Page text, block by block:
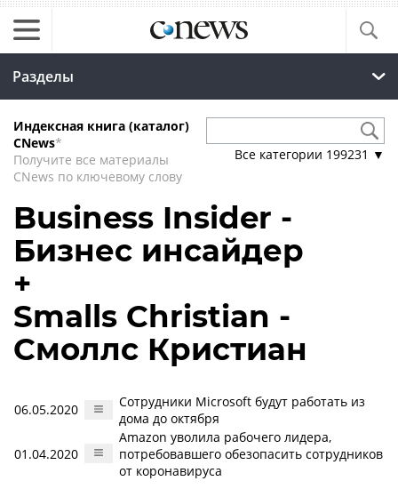
Разделы
Индексная книга (каталог)
CNews*
Получите все материалы
CNews по ключевому слову
Все категории 199231 ▼
Business Insider -
Бизнес инсайдер
+
Smalls Christian -
Смоллс Кристиан
06.05.2020
Сотрудники Microsoft будут работать из
дома до октября
01.04.2020
Amazon уволила рабочего лидера,
потребовавшего обезопасить сотрудников
от коронавируса